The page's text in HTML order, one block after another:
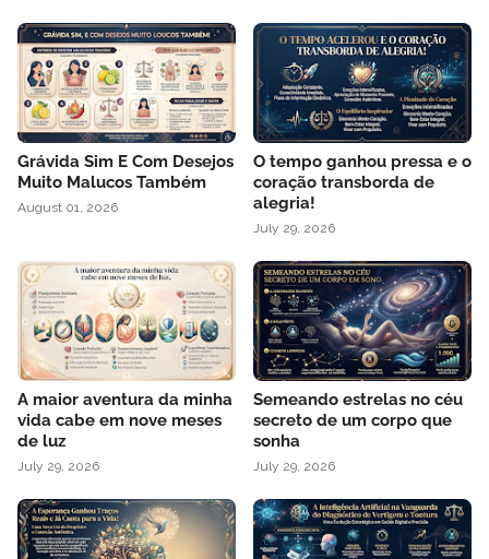
Grávida Sim E Com Desejos
Muito Malucos Também
August 01, 2026
O tempo ganhou pressa e o
coração transborda de
alegria!
July 29, 2026
A maior aventura da minha
vida cabe em nove meses
de luz
July 29, 2026
Semeando estrelas no céu
secreto de um corpo que
sonha
July 29, 2026